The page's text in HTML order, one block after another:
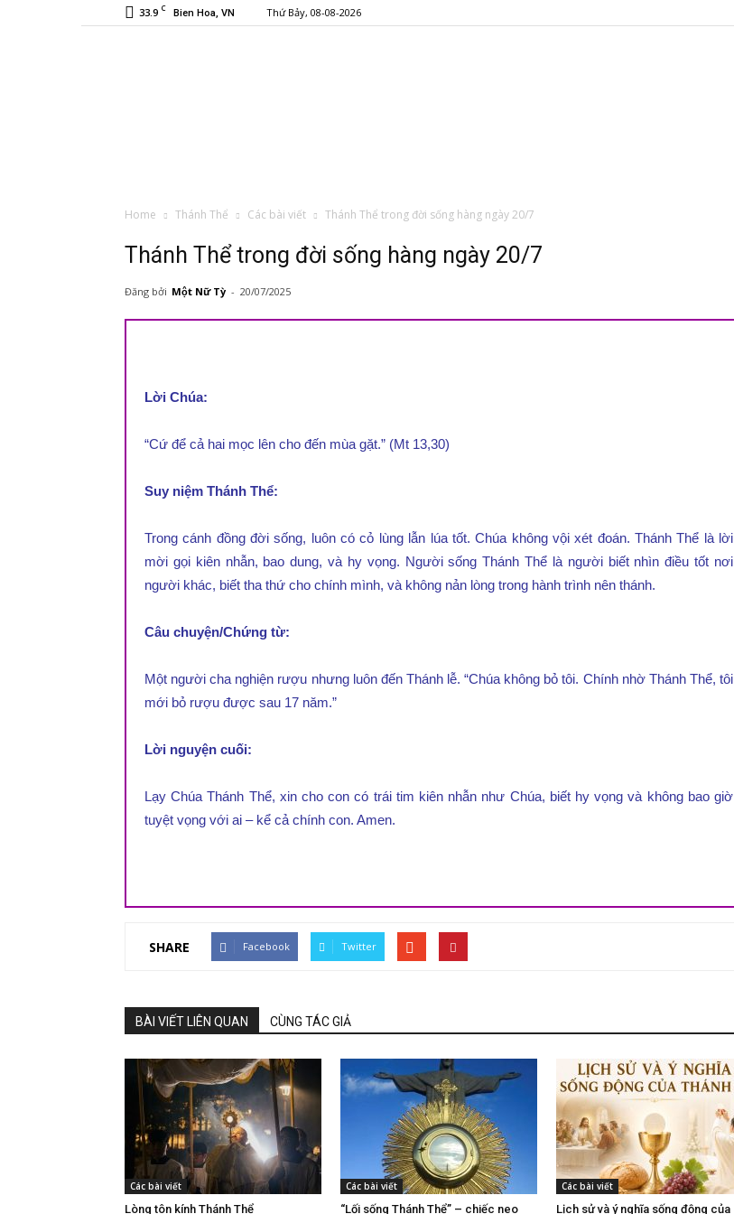
33.9 C Bien Hoa, VN Thứ Bảy, 08-08-2026
Home Thánh Thể Các bài viết Thánh Thể trong đời sống hàng ngày 20/7
Thánh Thể trong đời sống hàng ngày 20/7
Đăng bởi Một Nữ Tỳ - 20/07/2025
Lời Chúa:
“Cứ để cả hai mọc lên cho đến mùa gặt.” (Mt 13,30)
Suy niệm Thánh Thể:
Trong cánh đồng đời sống, luôn có cỏ lùng lẫn lúa tốt. Chúa không vội xét đoán. Thánh Thể là lời
mời gọi kiên nhẫn, bao dung, và hy vọng. Người sống Thánh Thể là người biết nhìn điều tốt nơi
người khác, biết tha thứ cho chính mình, và không nản lòng trong hành trình nên thánh.
Câu chuyện/Chứng từ:
Một người cha nghiện rượu nhưng luôn đến Thánh lễ. “Chúa không bỏ tôi. Chính nhờ Thánh Thể, tôi
mới bỏ rượu được sau 17 năm.”
Lời nguyện cuối:
Lạy Chúa Thánh Thể, xin cho con có trái tim kiên nhẫn như Chúa, biết hy vọng và không bao giờ
tuyệt vọng với ai – kể cả chính con. Amen.
SHARE Facebook Twitter
BÀI VIẾT LIÊN QUAN CÙNG TÁC GIẢ
Các bài viết
Lòng tôn kính Thánh Thể
Các bài viết
“Lối sống Thánh Thể” – chiếc neo
Các bài viết
Lịch sử và ý nghĩa sống động của